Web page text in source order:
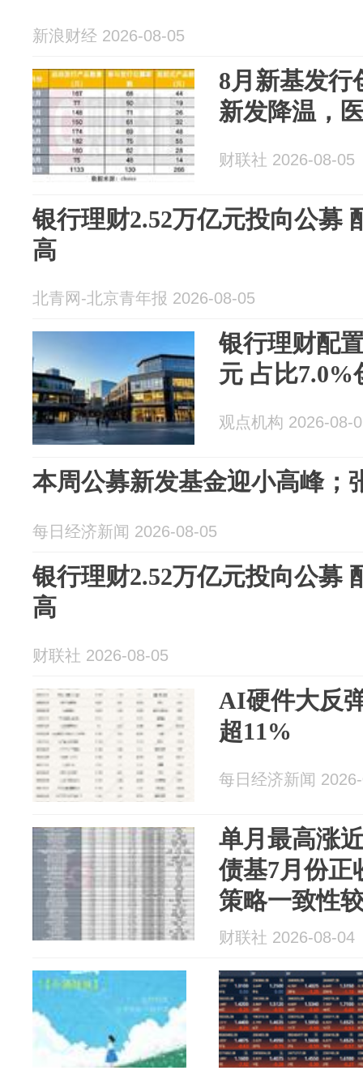
新浪财经 2026-08-05
8月新基发行
新发降温，
财联社 2026-08-05
银行理财2.52万亿元投向公募
高
北青网-北京青年报 2026-08-05
银行理财配
元 占比7.0%
观点机构 2026-08-
本周公募新发基金迎小高峰；
每日经济新闻 2026-08-05
银行理财2.52万亿元投向公募
高
财联社 2026-08-05
AI硬件大反
超11%
每日经济新闻
单月最高涨
债基7月份正
策略一致性
财联社 2026-08-04